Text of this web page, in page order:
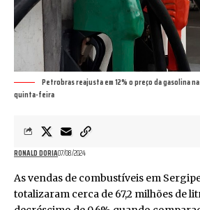
Petrobras reajusta em 12% o preço da gasolina
quinta-feira
RONALD DORIA07/08/2024
As vendas de combustíveis em
totalizaram cerca de 67,2 milhões de